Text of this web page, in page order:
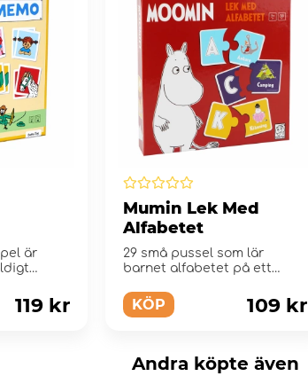
är
119 kr
Mumin Lek Med
Alfabetet
29 små pussel som lär
barnet alfabetet på ett
KÖP 109 kr
Andra köpte även